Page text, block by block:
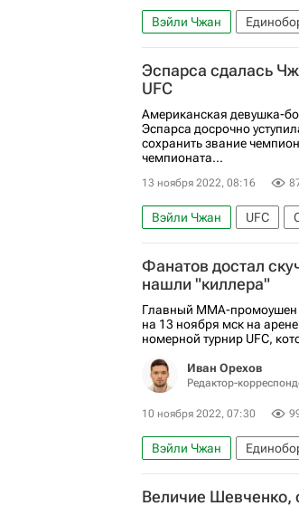
Вэйли Чжан
Авторы РИА Новости
Алекс Перейра (боец)
Дэн
Каролина Ковалькевич
Эспарса сдалась
UFC
Американская девушка-
Эспарса досрочно
сохранить звание
чемпионата...
13 ноября 2022, 08:16
Вэйли Чжан UFC
Единоборства
Фанатов достал
нашли "киллера"
Главный ММА-промоушен
на 13 ноября мск на
номерной турнир UFC,
Иван Орехов
Редактор-
10 ноября 2022, 07:30
Вэйли Чжан
Авторы РИА Новости
Величие